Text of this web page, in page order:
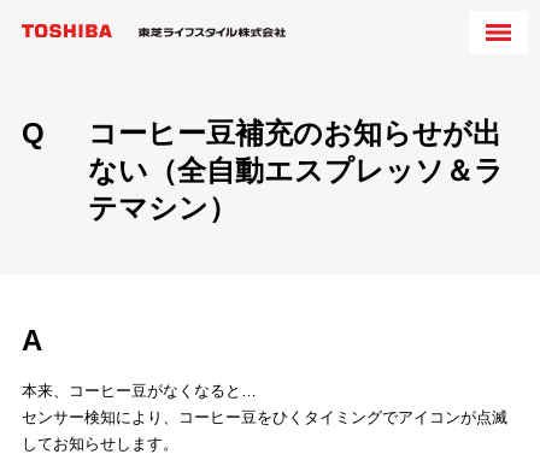
Q
コーヒー豆補充のお知らせが出
ない（全自動エスプレッソ＆ラ
テマシン）
A
本来、コーヒー豆がなくなると…
センサー検知により、コーヒー豆をひくタイミングでアイコンが点滅
してお知らせします。